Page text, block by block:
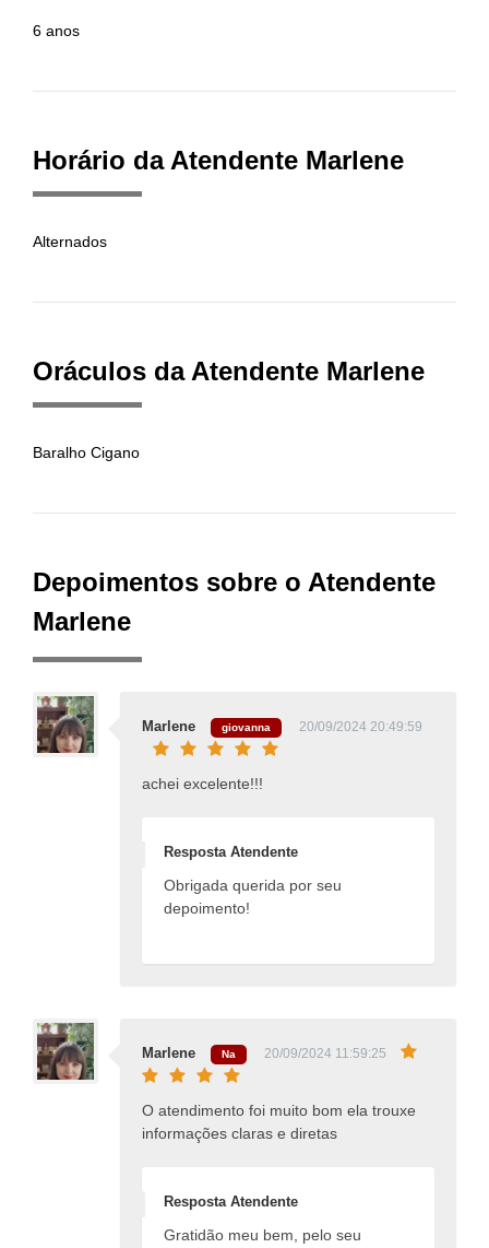
6 anos
Horário da Atendente Marlene
Alternados
Oráculos da Atendente Marlene
Baralho Cigano
Depoimentos sobre o Atendente
Marlene
Marlene giovanna 20/09/2024 20:49:59
achei excelente!!!
Resposta Atendente
Obrigada querida por seu
depoimento!
Marlene Na 20/09/2024 11:59:25
O atendimento foi muito bom ela trouxe
informações claras e diretas
Resposta Atendente
Gratidão meu bem, pelo seu